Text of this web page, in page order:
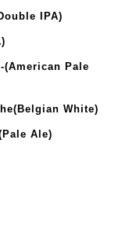
IPA)
Pale
White)
Ale)